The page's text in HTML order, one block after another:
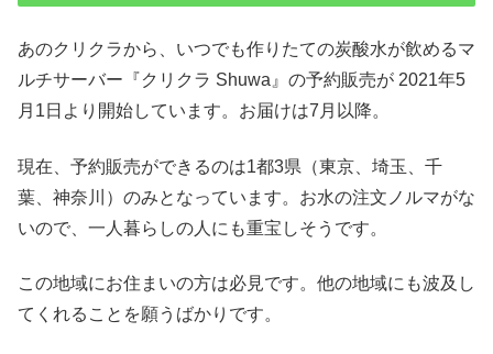
あのクリクラから、いつでも作りたての炭酸水が飲めるマ
ルチサーバー『クリクラ Shuwa』の予約販売が 2021年5
月1日より開始しています。お届けは7月以降。
現在、予約販売ができるのは1都3県（東京、埼玉、千
葉、神奈川）のみとなっています。お水の注文ノルマがな
いので、一人暮らしの人にも重宝しそうです。
この地域にお住まいの方は必見です。他の地域にも波及し
てくれることを願うばかりです。